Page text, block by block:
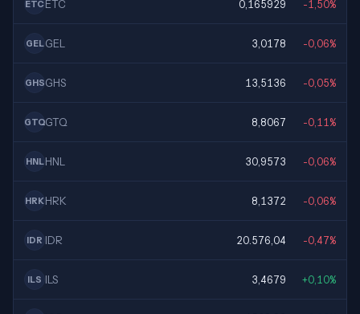
ETC ETC 0,165929 -1,50%
GEL GEL 3,0178 -0,06%
GHSGHS 13,5136 -0,05%
GTQGTQ 8,8067 -0,11%
HNL HNL 30,9573 -0,06%
HRKHRK 8,1372 -0,06%
IDR IDR 20.576,04 -0,47%
ILS ILS 3,4679 +0,10%